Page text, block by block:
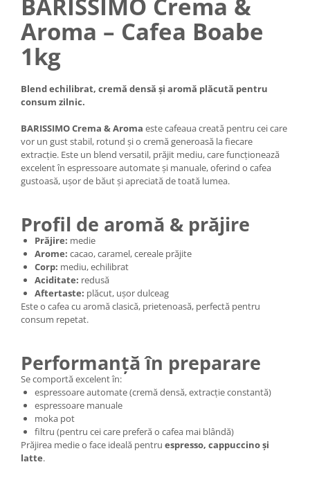
BARISSIMO Crema &
Aroma – Cafea Boabe
1kg
Blend echilibrat, cremă densă și aromă plăcută pentru
consum zilnic.
BARISSIMO Crema & Aroma este cafeaua creată pentru cei care
vor un gust stabil, rotund și o cremă generoasă la fiecare
extracție. Este un blend versatil, prăjit mediu, care funcționează
excelent în espressoare automate și manuale, oferind o cafea
gustoasă, ușor de băut și apreciată de toată lumea.
Profil de aromă & prăjire
Prăjire: medie
Arome: cacao, caramel, cereale prăjite
Corp: mediu, echilibrat
Aciditate: redusă
Aftertaste: plăcut, ușor dulceag
Este o cafea cu aromă clasică, prietenoasă, perfectă pentru
consum repetat.
Performanță în preparare
Se comportă excelent în:
espressoare automate (cremă densă, extracție constantă)
espressoare manuale
moka pot
filtru (pentru cei care preferă o cafea mai blândă)
Prăjirea medie o face ideală pentru espresso, cappuccino și
latte.